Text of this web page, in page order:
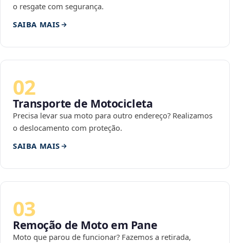
o resgate com segurança.
SAIBA MAIS
02
Transporte de Motocicleta
Precisa levar sua moto para outro endereço? Realizamos
o deslocamento com proteção.
SAIBA MAIS
03
Remoção de Moto em Pane
Moto que parou de funcionar? Fazemos a retirada,